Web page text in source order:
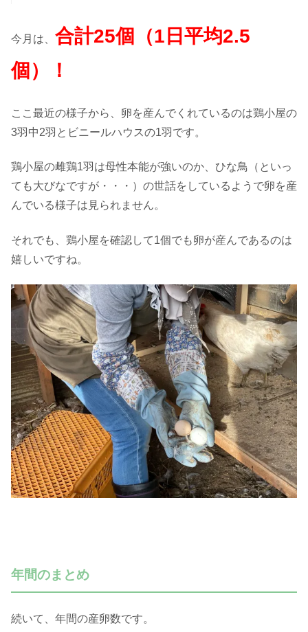
今月は、 合計25個（1日平均2.5
個）！
ここ最近の様子から、卵を産んでくれているのは鶏小屋の
3羽中2羽とビニールハウスの1羽です。
鶏小屋の雌鶏1羽は母性本能が強いのか、ひな鳥（といっ
ても大びなですが・・・）の世話をしているようで卵を産
んでいる様子は見られません。
それでも、鶏小屋を確認して1個でも卵が産んであるのは
嬉しいですね。
年間のまとめ
続いて、年間の産卵数です。